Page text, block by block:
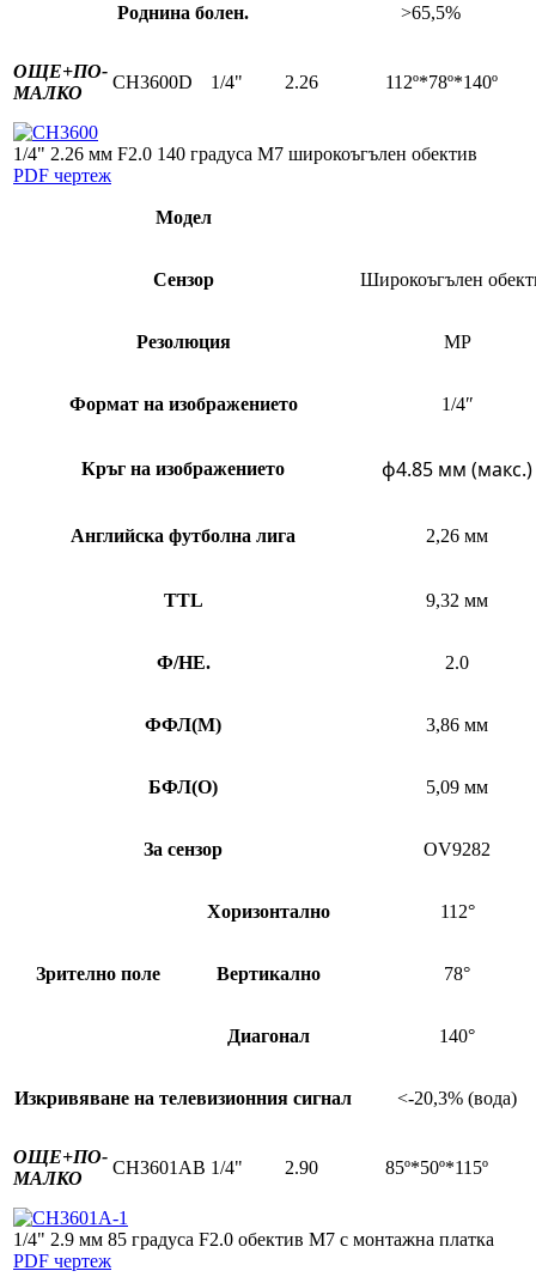
Роднина болен. >65,5%
ОЩЕ+ПО-
МАЛКО
CH3600D 1/4" 2.26 112º*78º*140º
1/4" 2.26 мм F2.0 140 градуса M7 широкоъгълен обектив
PDF чертеж
Модел
Сензор Широкоъгълен
Резолюция MP
Формат на изображението 1/4″
Кръг на изображението ф4.85 мм (макс.)
Английска футболна лига 2,26 мм
TTL 9,32 мм
Ф/НЕ. 2.0
ФФЛ(M) 3,86 мм
БФЛ(O) 5,09 мм
За сензор OV9282
Зрително поле
Хоризонтално 112°
Вертикално 78°
Диагонал 140°
Изкривяване на телевизионния сигнал <-20,3% (вода)
ОЩЕ+ПО-
МАЛКО
CH3601AB 1/4" 2.90 85º*50º*115º
1/4" 2.9 мм 85 градуса F2.0 обектив M7 с монтажна платка
PDF чертеж